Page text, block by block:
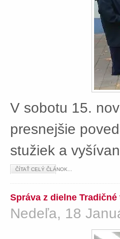
V sobotu 15.
presnejšie
stužiek a
ČÍTAŤ CELÝ ČLÁNOK...
Správa z dielne
Nedeľa, 18